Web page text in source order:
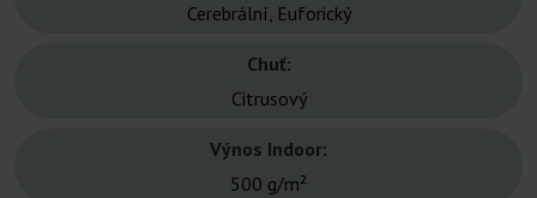
Cerebrální, Euforický
Chuť:
Citrusový
Výnos Indoor:
500 g/m²